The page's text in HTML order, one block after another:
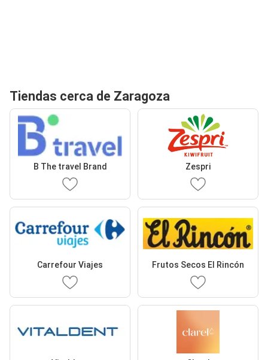
Tiendas cerca de Zaragoza
B The travel Brand Zespri
Carrefour Viajes Frutos Secos El Rincón